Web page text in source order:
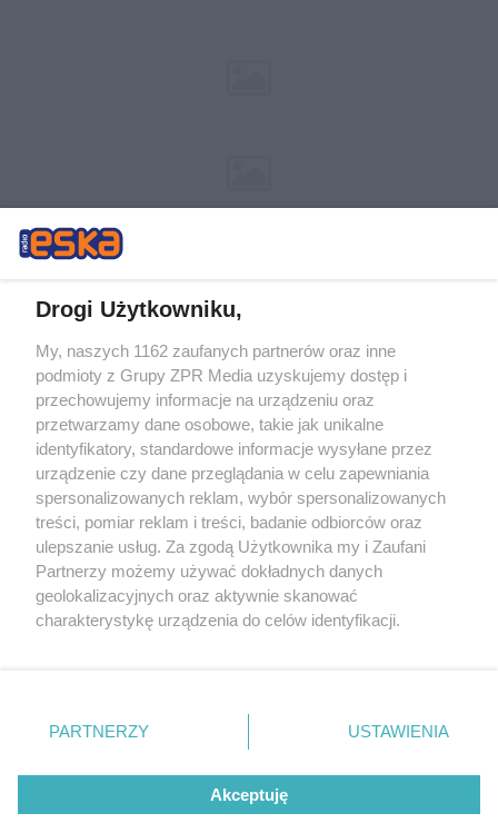
Żaden utwór zamieszczony w serwisie nie może być powielany i
rozpowszechniany lub dalej rozpowszechniany w jakikolwiek sposób (w
tym także elektroniczny lub mechaniczny) na jakimkolwiek polu
eksploatacji w jakiejkolwiek formie, włącznie z umieszczaniem w
Internecie bez pisemnej zgody właściciela praw. Jakiekolwiek użycie lub
wykorzystanie utworów w całości lub w części z naruszeniem prawa,
tzn. bez właściwej zgody, jest zabronione pod groźbą kary i może być
ścigane prawnie.
© 2026 Grupa ZPR Media
Drogi Użytkowniku,
My, naszych 1162 zaufanych partnerów oraz inne
podmioty z Grupy ZPR Media uzyskujemy dostęp i
przechowujemy informacje na urządzeniu oraz
przetwarzamy dane osobowe, takie jak unikalne
identyfikatory, standardowe informacje wysyłane przez
urządzenie czy dane przeglądania w celu zapewniania
spersonalizowanych reklam, wybór spersonalizowanych
treści, pomiar reklam i treści, badanie odbiorców oraz
ulepszanie usług. Za zgodą Użytkownika my i Zaufani
Partnerzy możemy używać dokładnych danych
geolokalizacyjnych oraz aktywnie skanować
charakterystykę urządzenia do celów identyfikacji.
zmienić/wycofać klikając przycisk ustawień prywatności
znajdujący się w lewym dolnym rogu strony
rodzaje przetwarzania danych nie wymagają zgody
użytkownika, ale masz prawo sprzeciwić się takiemu
przetwarzaniu. Preferencje będą miały zastosowanie tylko
PARTNERZY USTAWIENIA
Akceptuję